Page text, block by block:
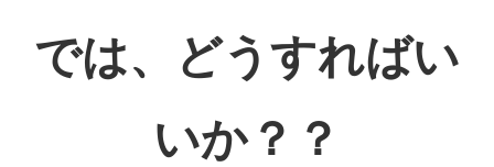
では、どうすればい
いか？？